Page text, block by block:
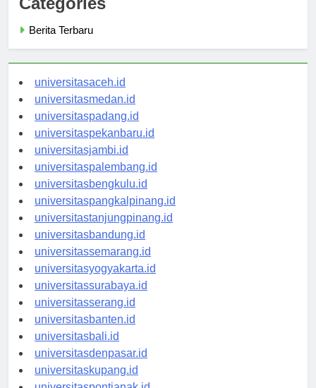
Categories
universitasaceh.id
universitasmedan.id
universitaspadang.id
universitaspekanbaru.id
universitasjambi.id
universitaspalembang.id
universitasbengkulu.id
universitaspangkalpinang.id
universitastanjungpinang.id
universitasbandung.id
universitassemarang.id
universitasyogyakarta.id
universitassurabaya.id
universitasserang.id
universitasbanten.id
universitasbali.id
universitasdenpasar.id
universitaskupang.id